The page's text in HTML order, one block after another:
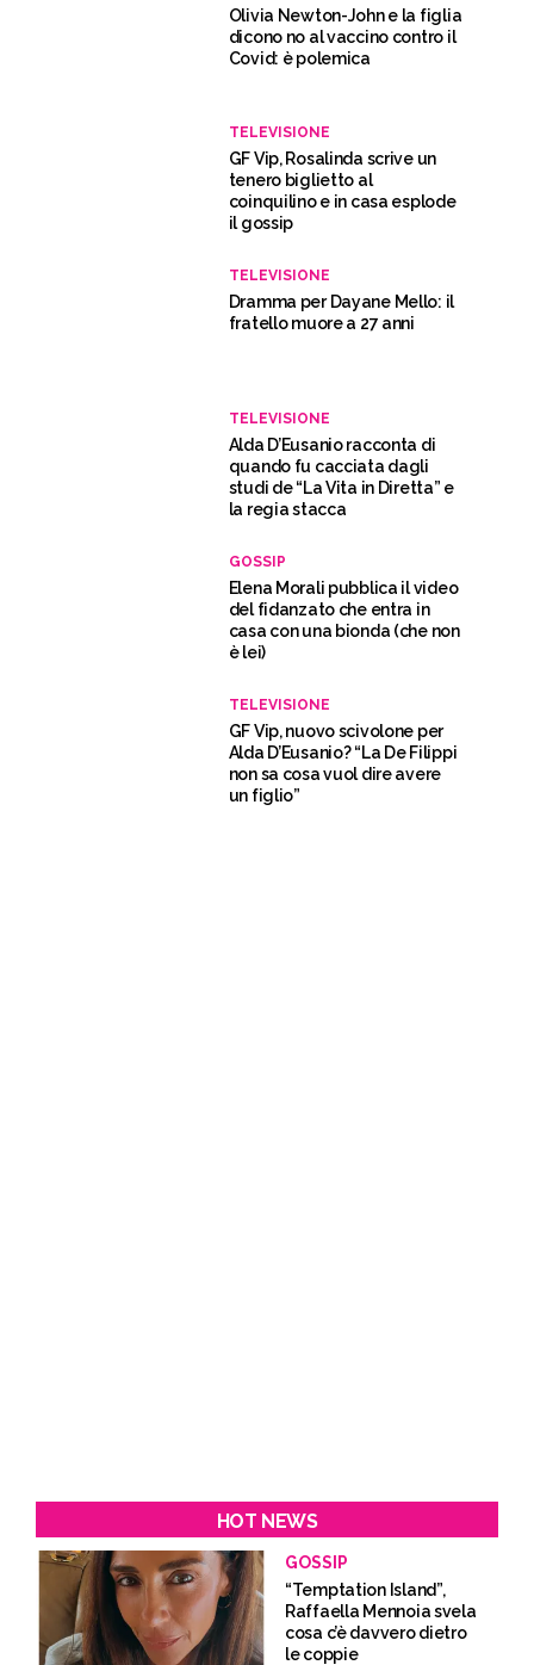
Olivia Newton-John e la figlia
dicono no al vaccino contro il
Covid: è polemica
TELEVISIONE
GF Vip, Rosalinda scrive un
tenero biglietto al
coinquilino e in casa esplode
il gossip
TELEVISIONE
Dramma per Dayane Mello: il
fratello muore a 27 anni
TELEVISIONE
Alda D’Eusanio racconta di
quando fu cacciata dagli
studi de “La Vita in Diretta” e
la regia stacca
GOSSIP
Elena Morali pubblica il video
del fidanzato che entra in
casa con una bionda (che non
è lei)
TELEVISIONE
GF Vip, nuovo scivolone per
Alda D’Eusanio? “La De Filippi
non sa cosa vuol dire avere
un figlio”
HOT NEWS
GOSSIP
“Temptation Island”,
Raffaella Mennoia svela
cosa c’è davvero dietro
le coppie